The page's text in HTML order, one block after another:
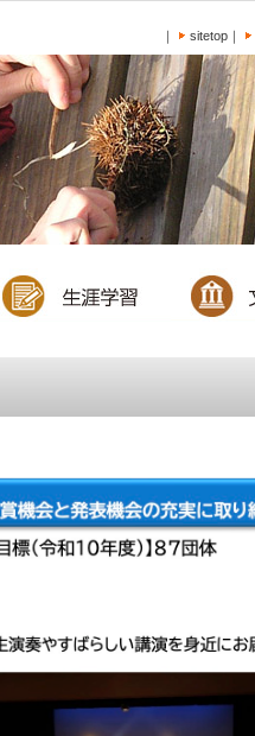
｜ sitetop ｜